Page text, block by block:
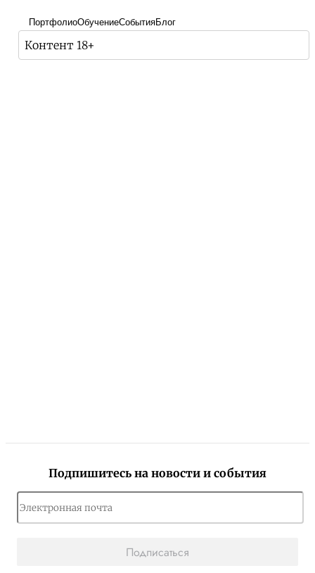
ПортфолиоОбучениеСобытияБлог
Контент 18+
Подпишитесь на новости и события
Подписаться